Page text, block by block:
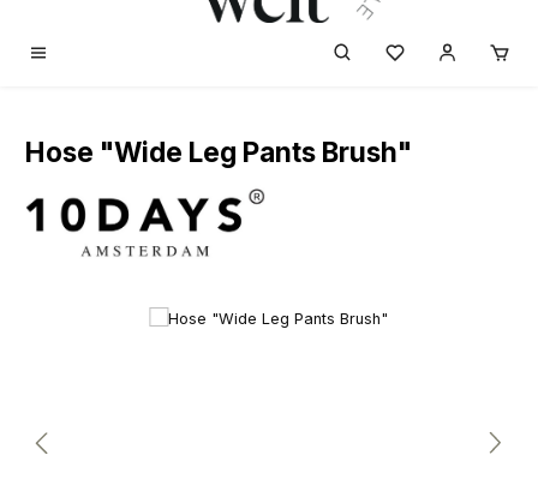
Du hast 0
Hose "Wide Leg Pants Brush"
Bildergalerie überspringen